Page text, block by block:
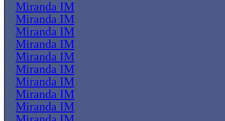
Miranda IM
Miranda IM
Miranda IM
Miranda IM
Miranda IM
Miranda IM
Miranda IM
Miranda IM
Miranda IM